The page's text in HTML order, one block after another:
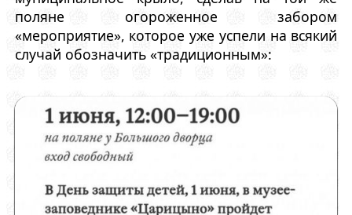
поляне огороженное забором
«мероприятие», которое уже успели на всякий
случай обозначить «традиционным»: